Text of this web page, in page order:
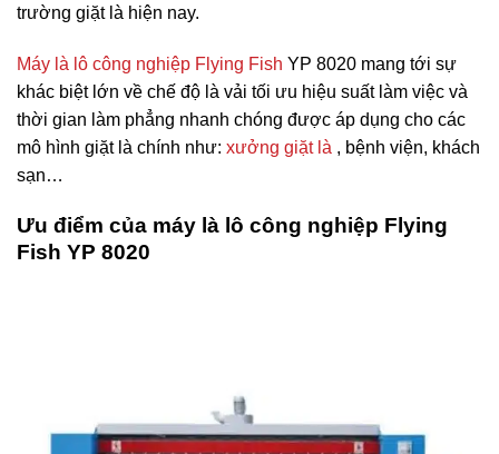
trường giặt là hiện nay.
Máy là lô công nghiệp Flying Fish YP 8020 mang tới sự
khác biệt lớn về chế độ là vải tối ưu hiệu suất làm việc và
thời gian làm phẳng nhanh chóng được áp dụng cho các
mô hình giặt là chính như: xưởng giặt là , bệnh viện, khách
sạn…
Ưu điểm của máy là lô công nghiệp Flying
Fish YP 8020